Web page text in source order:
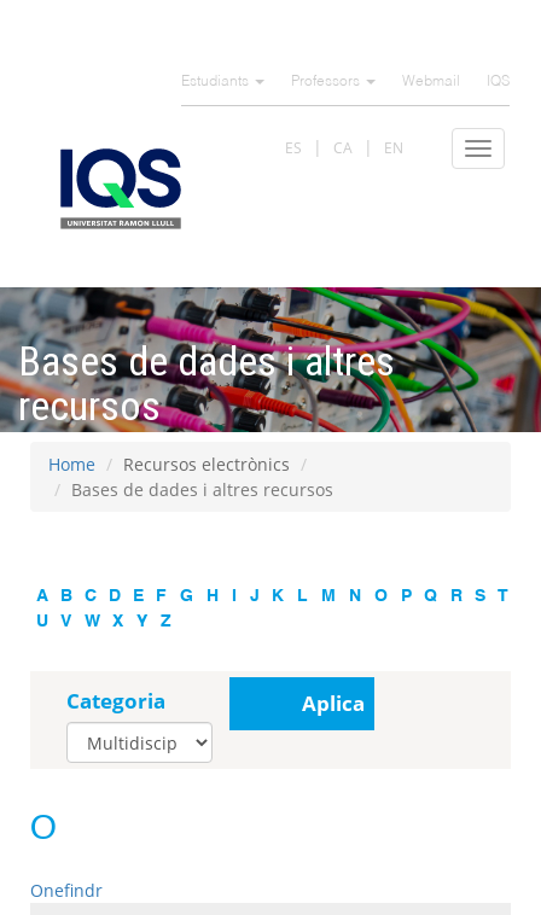
Estudiants Professors Webmail IQS
Toggle
ES CA EN
Bases de dades i altres
recursos
Home
Recursos electrònics
Bases de dades i altres recursos
A B C D E F G H J K L M N O P Q R S
T
U
V W X Y Z
Categoria Aplica
O
Onefindr